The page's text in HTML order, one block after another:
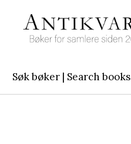
Søk bøker | Search books